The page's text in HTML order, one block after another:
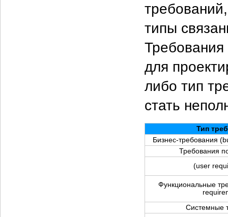
типы
для
либо тип
стать
Тип
Бизнес-требования
Требования
(user
Функциональные
Системные